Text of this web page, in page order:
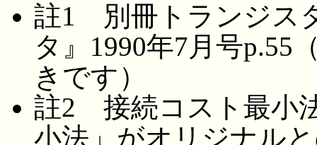
註1 別冊トランジス
タ』1990年7月号p.55
きです）
註2 接続コスト最小
小法」がオリジナル